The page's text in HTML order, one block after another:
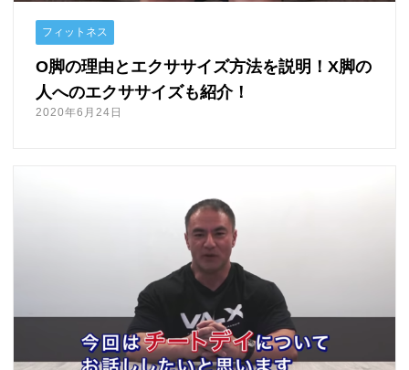
フィットネス
O脚の理由とエクササイズ方法を説明！X脚の
人へのエクササイズも紹介！
2020年6月24日